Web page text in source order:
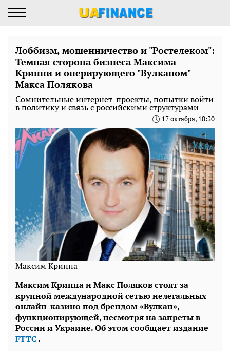
Лоббизм, мошенничество и "Ростелеком":
Темная сторона бизнеса Максима
Криппи и оперирующего "Вулканом"
Макса Полякова
Сомнительные интернет-проекты, попытки войти
в политику и связь с российскими структурами
17 октября, 10:30
Максим Криппа
Максим Криппа и Макс Поляков стоят за
крупной международной сетью нелегальных
онлайн-казино под брендом «Вулкан»,
функционирующей, несмотря на запреты в
России и Украине. Об этом сообщает издание
FTTC.